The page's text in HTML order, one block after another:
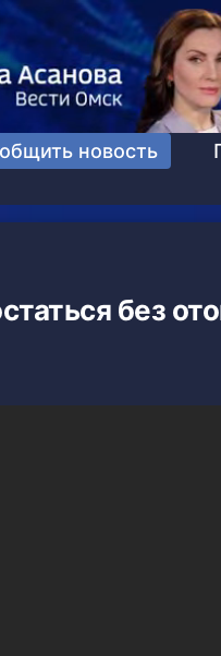
новость
без